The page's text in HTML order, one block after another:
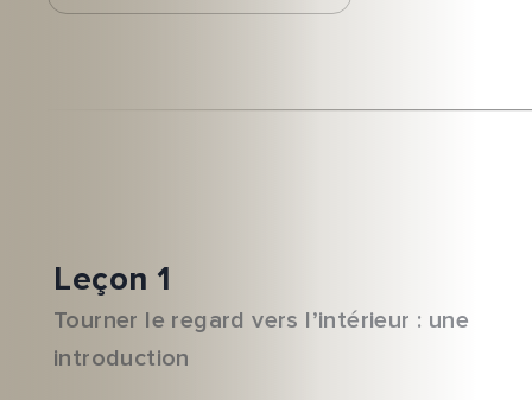
Leçon 1
Tourner le regard vers l’intérieur : une
introduction